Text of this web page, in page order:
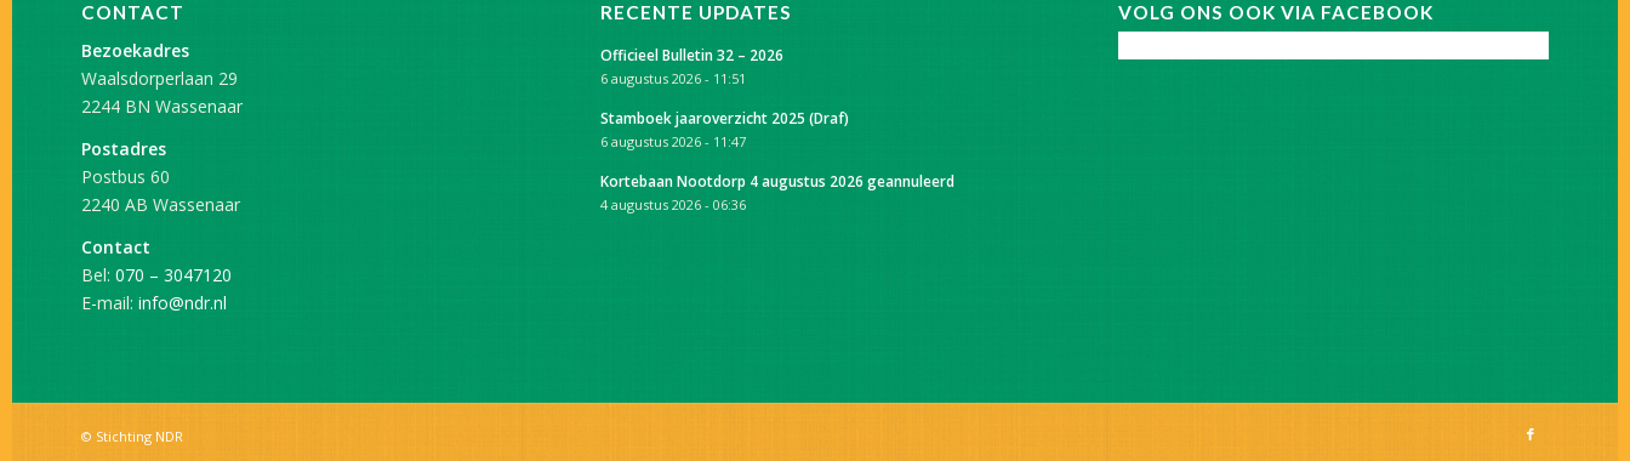
CONTACT
Bezoekadres
Waalsdorperlaan 29
2244 BN Wassenaar
Postadres
Postbus 60
2240 AB Wassenaar
Contact
Bel: 070 – 3047120
E-mail: info@ndr.nl
RECENTE UPDATES
Officieel Bulletin 32 – 2026
6 augustus 2026 - 11:51
Stamboek jaaroverzicht 2025 (Draf)
6 augustus 2026 - 11:47
Kortebaan Nootdorp 4 augustus 2026 geannuleerd
4 augustus 2026 - 06:36
VOLG ONS OOK VIA FACEBOOK
© Stichting NDR